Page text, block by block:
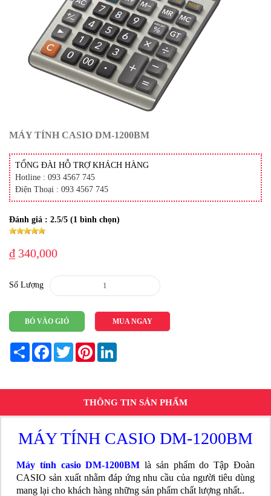
MÁY TÍNH CASIO DM-1200BM
TỔNG ĐÀI HỖ TRỢ KHÁCH HÀNG
Hotline : 093 4567 745
Điện Thoại : 093 4567 745
Đánh giá : 2.5/5 (1 bình chọn)
₫ 340,000
Số Lượng
BỎ VÀO GIỎ MUA NGAY
Share FacebookTwitterPinterest
THÔNG TIN SẢN PHẨM
MÁY TÍNH CASIO DM-1200BM
Máy tính casio DM-1200BM là sản phẩm do Tập Đoàn
CASIO sản xuất nhằm đáp ứng nhu cầu của người tiêu dùng
mang lại cho khách hàng những sản phẩm chất lượng nhất..